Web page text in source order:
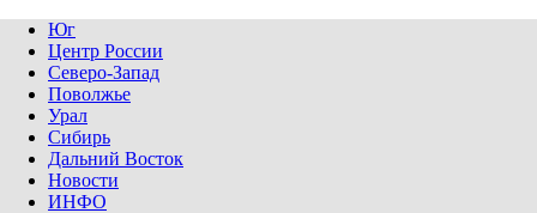
Юг
Центр России
Северо-Запад
Поволжье
Урал
Сибирь
Дальний Восток
Новости
ИНФО